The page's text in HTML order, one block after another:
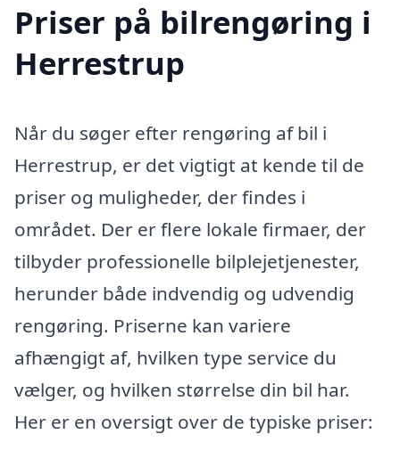
Priser på bilrengøring i
Herrestrup
Når du søger efter rengøring af bil i
Herrestrup, er det vigtigt at kende til de
priser og muligheder, der findes i
området. Der er flere lokale firmaer, der
tilbyder professionelle bilplejetjenester,
herunder både indvendig og udvendig
rengøring. Priserne kan variere
afhængigt af, hvilken type service du
vælger, og hvilken størrelse din bil har.
Her er en oversigt over de typiske priser: